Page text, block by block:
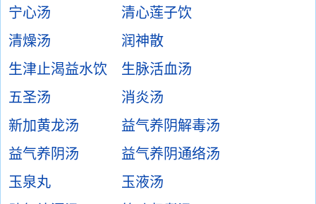
宁心汤
清心莲子饮
清燥汤
润神散
生津止渴益水饮
生脉活血汤
五圣汤
消炎汤
新加黄龙汤
益气养阴解毒汤
益气养阴汤
益气养阴通络汤
玉泉丸
玉液汤